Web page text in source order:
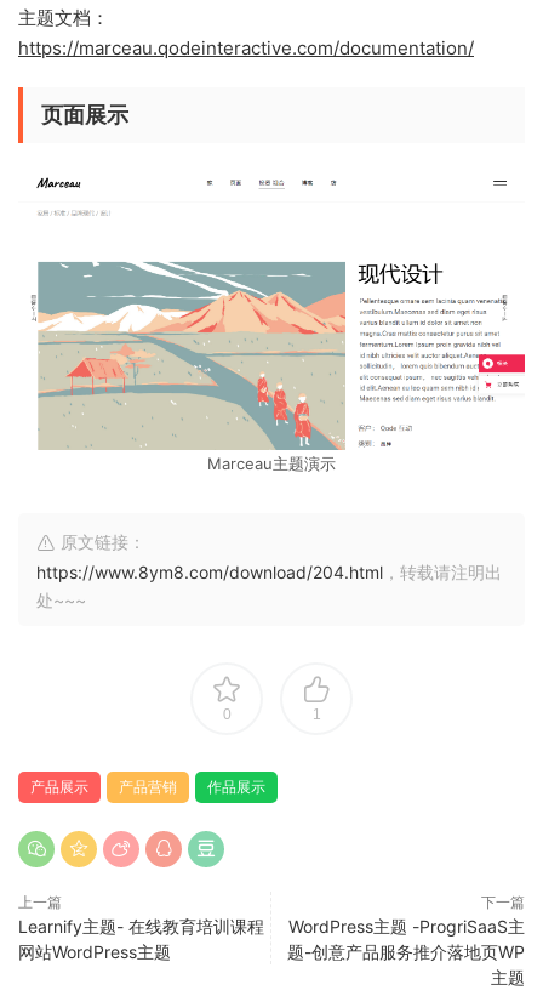
主题文档：
https://marceau.qodeinteractive.com/documentation/
页面展示
Marceau主题演示
原文链接：
https://www.8ym8.com/download/204.html ，转载请注明出
处~~~
0 1
产品展示 产品营销 作品展示
上一篇
Learnify主题- 在线教育培训课程
网站WordPress主题
下一篇
WordPress主题 -ProgriSaaS主
题-创意产品服务推介落地页WP
主题